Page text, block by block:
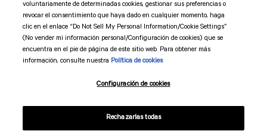
Suntory Global Spirits
Código de mercadotecnia
Términos y condiciones
Preferencias de cookies
voluntariamente de determinadas cookies, gestionar sus preferencias o
revocar el consentimiento que haya dado en cualquier momento, haga
clic en el enlace “Do Not Sell My Personal Information/Cookie Settings”
(No vender mi información personal/Configuración de cookies) que se
encuentra en el pie de página de este sitio web. Para obtener más
información, consulte nuestra Política de cookies
Configuración de cookies
Rechazarlas todas